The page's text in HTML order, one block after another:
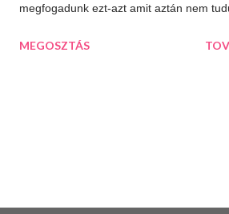
megfogadunk ezt-azt amit aztán nem
Nem agyalok a múlton, azon már
családomért Az otthonunkért ami
MEGOSZTÁS